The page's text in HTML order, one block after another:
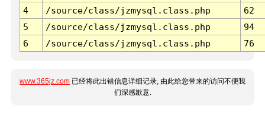
4
/source/class/jzmysql.class.php
62
5
/source/class/jzmysql.class.php
94
6
/source/class/jzmysql.class.php 76
www.365jz.com 已经将此出错信息详细记录, 由此给您带来的访问不便我
们深感歉意.